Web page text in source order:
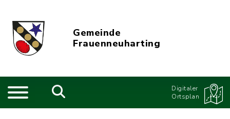
Gemeinde
Frauenneuharting
Digitaler
Ortsplan